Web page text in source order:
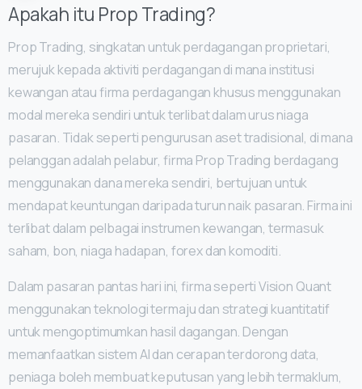
Apakah itu Prop Trading?
Prop Trading, singkatan untuk perdagangan proprietari,
merujuk kepada aktiviti perdagangan di mana institusi
kewangan atau firma perdagangan khusus menggunakan
modal mereka sendiri untuk terlibat dalam urus niaga
pasaran. Tidak seperti pengurusan aset tradisional, di mana
pelanggan adalah pelabur, firma Prop Trading berdagang
menggunakan dana mereka sendiri, bertujuan untuk
mendapat keuntungan daripada turun naik pasaran. Firma ini
terlibat dalam pelbagai instrumen kewangan, termasuk
saham, bon, niaga hadapan, forex dan komoditi.
Dalam pasaran pantas hari ini, firma seperti Vision Quant
menggunakan teknologi termaju dan strategi kuantitatif
untuk mengoptimumkan hasil dagangan. Dengan
memanfaatkan sistem AI dan cerapan terdorong data,
peniaga boleh membuat keputusan yang lebih termaklum,